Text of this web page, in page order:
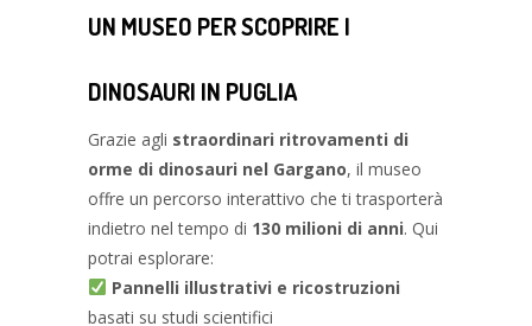
UN MUSEO PER SCOPRIRE I
DINOSAURI IN PUGLIA
Grazie agli straordinari ritrovamenti di
orme di dinosauri nel Gargano, il museo
offre un percorso interattivo che ti trasporterà
indietro nel tempo di 130 milioni di anni. Qui
potrai esplorare:
Pannelli illustrativi e ricostruzioni
basati su studi scientifici